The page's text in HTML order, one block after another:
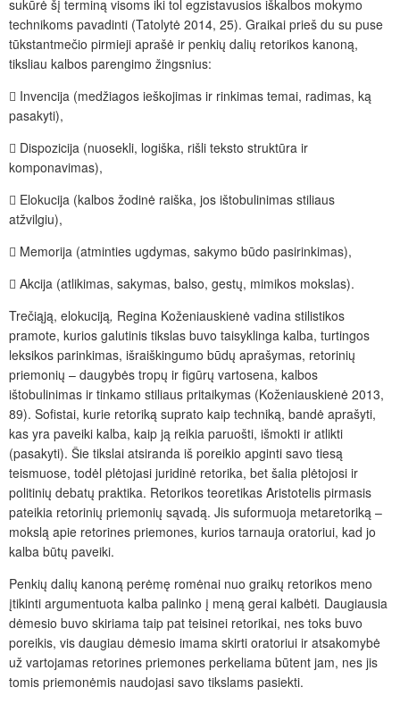
sukūrė šį terminą visoms iki tol egzistavusios iškalbos mokymo
technikoms pavadinti (Tatolytė 2014, 25). Graikai prieš du su puse
tūkstantmečio pirmieji aprašė ir penkių dalių retorikos kanoną,
tiksliau kalbos parengimo žingsnius:
 Invencija (medžiagos ieškojimas ir rinkimas temai, radimas, ką
pasakyti),
 Dispozicija (nuosekli, logiška, rišli teksto struktūra ir
komponavimas),
 Elokucija (kalbos žodinė raiška, jos ištobulinimas stiliaus
atžvilgiu),
 Memorija (atminties ugdymas, sakymo būdo pasirinkimas),
 Akcija (atlikimas, sakymas, balso, gestų, mimikos mokslas).
Trečiąją, elokuciją, Regina Koženiauskienė vadina stilistikos
pramote, kurios galutinis tikslas buvo taisyklinga kalba, turtingos
leksikos parinkimas, išraiškingumo būdų aprašymas, retorinių
priemonių – daugybės tropų ir figūrų vartosena, kalbos
ištobulinimas ir tinkamo stiliaus pritaikymas (Koženiauskienė 2013,
89). Sofistai, kurie retoriką suprato kaip techniką, bandė aprašyti,
kas yra paveiki kalba, kaip ją reikia paruošti, išmokti ir atlikti
(pasakyti). Šie tikslai atsiranda iš poreikio apginti savo tiesą
teismuose, todėl plėtojasi juridinė retorika, bet šalia plėtojosi ir
politinių debatų praktika. Retorikos teoretikas Aristotelis pirmasis
pateikia retorinių priemonių sąvadą. Jis suformuoja metaretoriką –
mokslą apie retorines priemones, kurios tarnauja oratoriui, kad jo
kalba būtų paveiki.
Penkių dalių kanoną perėmę romėnai nuo graikų retorikos meno
įtikinti argumentuota kalba palinko į meną gerai kalbėti. Daugiausia
dėmesio buvo skiriama taip pat teisinei retorikai, nes toks buvo
poreikis, vis daugiau dėmesio imama skirti oratoriui ir atsakomybė
už vartojamas retorines priemones perkeliama būtent jam, nes jis
tomis priemonėmis naudojasi savo tikslams pasiekti.